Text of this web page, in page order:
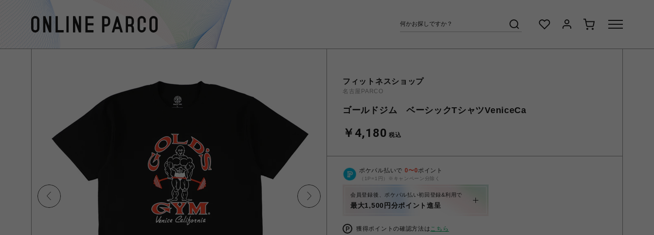
フィットネスショップ
名古屋PARCO
ゴールドジム ベーシックTシャツVeniceCa
￥4,180 税込
ポケパル払いで 0〜0ポイント
（1P=1円）※キャンペーン分除く
会員登録後、ポケパル払い初回登録&利用で
最大1,500円分ポイント進呈
獲得ポイントの確認方法はこちら